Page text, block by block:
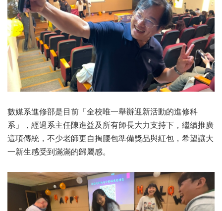
數媒系進修部是目前「全校唯一舉辦迎新活動的進修科
系」，經過系主任陳進益及所有師長大力支持下，繼續推廣
這項傳統，不少老師更自掏腰包準備獎品與紅包，希望讓大
一新生感受到滿滿的歸屬感。